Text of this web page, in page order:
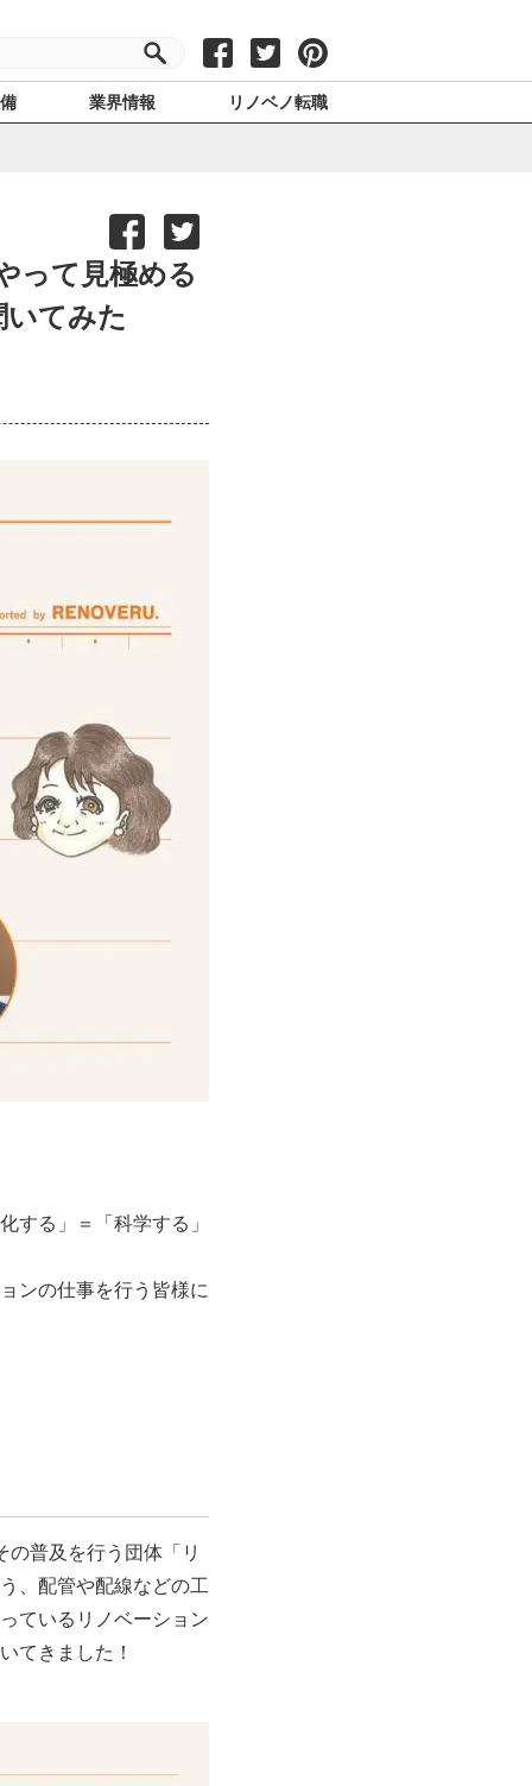
業界情報 リノベノ転職
って見極める
てみた
する」＝「科学する」
ンの仕事を行う皆様に
普及を行う団体「リ
、配管や配線などの工
ているリノベーション
てきました！